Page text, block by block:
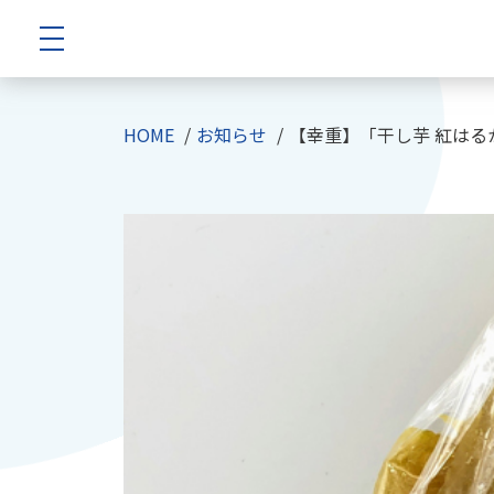
HOME お知らせ 【幸重】「干し芋 紅は